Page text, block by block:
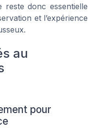
reste donc essentielle
et l’expérience
au
pour